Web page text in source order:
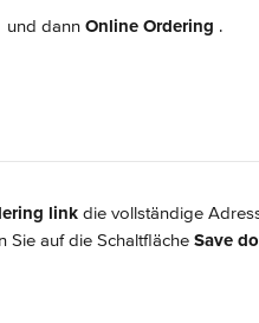
und dann Online Ordering .
link die vollständige
Sie auf die Schaltfläche Save